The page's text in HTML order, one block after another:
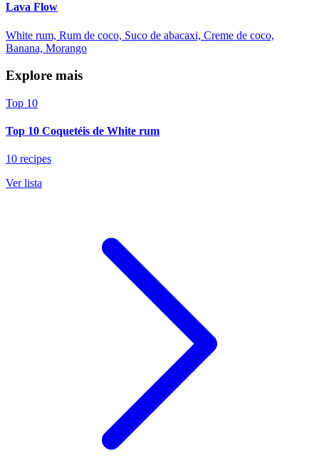
Lava Flow
White rum, Rum de coco, Suco de abacaxi, Creme de coco,
Banana, Morango
Explore mais
Top 10
Top 10 Coquetéis de White rum
10 recipes
Ver lista